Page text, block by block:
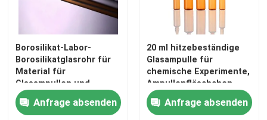
Borosilikat-Labor-
Borosilikatglasrohr für
Material für
Glasampullen und
röhrenförmige Vials
Anfrage absenden
20 ml hitzebeständige
Glasampulle für
chemische Experimente,
Ampullenfläschchen
Anfrage absenden